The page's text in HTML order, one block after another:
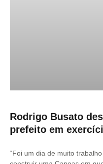
Rodrigo Busato
prefeito em
“Foi um dia de muito